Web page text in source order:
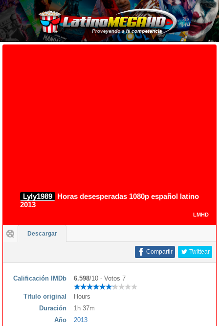
Lyly1989
Horas desesperadas 1080p español latino
2013
LMHD
Descargar
Twittear
Compartir
Calificación IMDb 6.598/10 - Votos 7
Titulo original
Hours
Duración
1h 37m
Año
2013